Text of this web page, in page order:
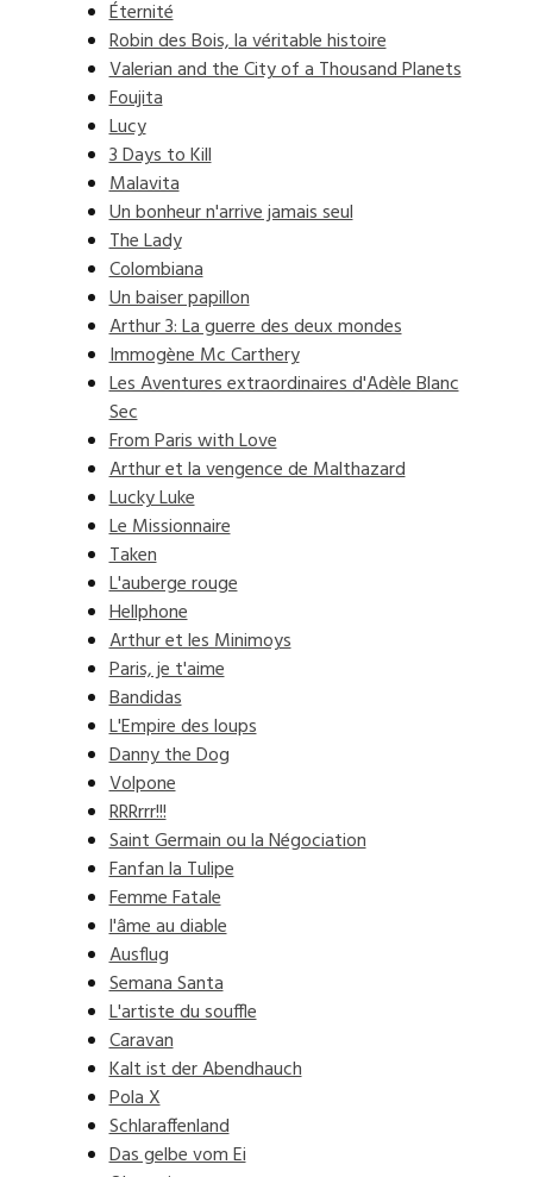
Éternité
Robin des Bois, la véritable histoire
Valerian and the City of a Thousand Planets
Foujita
Lucy
3 Days to Kill
Malavita
Un bonheur n'arrive jamais seul
The Lady
Colombiana
Un baiser papillon
Arthur 3: La guerre des deux mondes
Immogène Mc Carthery
Les Aventures extraordinaires d'Adèle Blanc
Sec
From Paris with Love
Arthur et la vengence de Malthazard
Lucky Luke
Le Missionnaire
Taken
L'auberge rouge
Hellphone
Arthur et les Minimoys
Paris, je t'aime
Bandidas
L'Empire des loups
Danny the Dog
Volpone
RRRrrr!!!
Saint Germain ou la Négociation
Fanfan la Tulipe
Femme Fatale
l'âme au diable
Ausflug
Semana Santa
L'artiste du souffle
Caravan
Kalt ist der Abendhauch
Pola X
Schlaraffenland
Das gelbe vom Ei